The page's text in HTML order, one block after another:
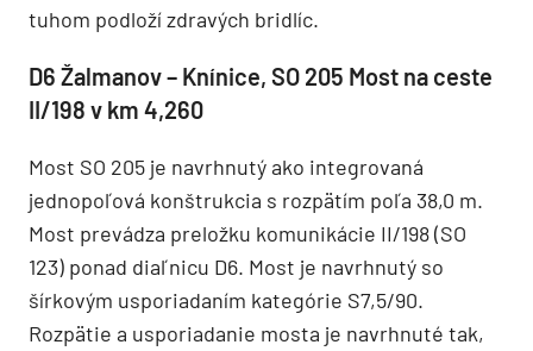
tuhom podloží zdravých bridlíc.
D6 Žalmanov – Knínice, SO 205 Most na ceste
II/198 v km 4,260
Most SO 205 je navrhnutý ako integrovaná
jednopoľová konštrukcia s rozpätím poľa 38,0 m.
Most prevádza preložku komunikácie II/198 (SO
123) ponad diaľnicu D6. Most je navrhnutý so
šírkovým usporiadaním kategórie S7,5/90.
Rozpätie a usporiadanie mosta je navrhnuté tak,